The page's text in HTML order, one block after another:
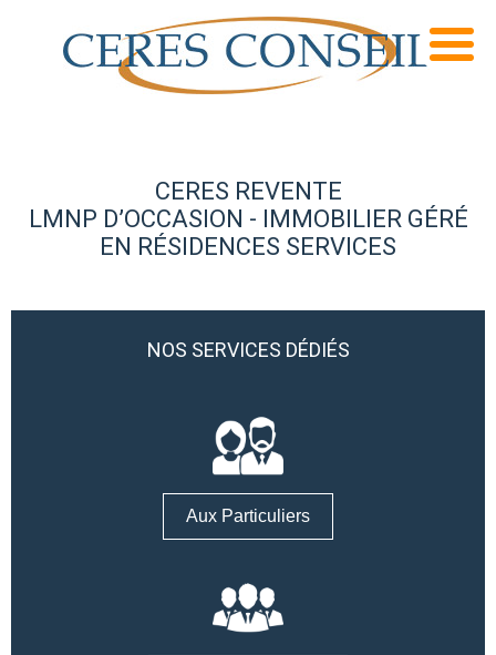
CERES REVENTE
LMNP D’OCCASION - IMMOBILIER GÉRÉ
EN RÉSIDENCES SERVICES
NOS SERVICES DÉDIÉS
Aux Particuliers